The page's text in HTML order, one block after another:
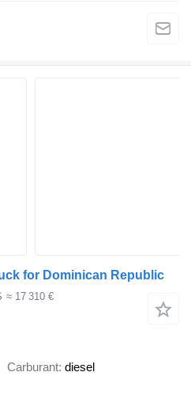
for Dominican Republic
≈ 17 310 €
Carburant diesel